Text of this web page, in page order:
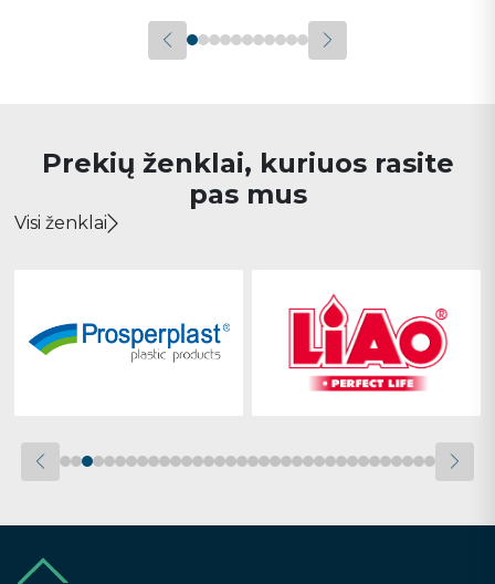
Prekių ženklai, kuriuos rasite
pas mus
Visi ženklai